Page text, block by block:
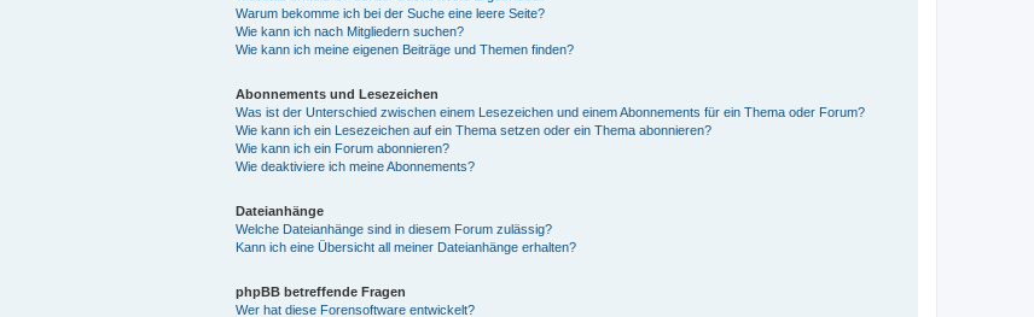
Warum bekomme ich bei der Suche eine leere Seite?
Wie kann ich nach Mitgliedern suchen?
Wie kann ich meine eigenen Beiträge und Themen finden?
Abonnements und Lesezeichen
Was ist der Unterschied zwischen einem Lesezeichen und einem Abonnements für ein Thema oder Forum?
Wie kann ich ein Lesezeichen auf ein Thema setzen oder ein Thema abonnieren?
Wie kann ich ein Forum abonnieren?
Wie deaktiviere ich meine Abonnements?
Dateianhänge
Welche Dateianhänge sind in diesem Forum zulässig?
Kann ich eine Übersicht all meiner Dateianhänge erhalten?
phpBB betreffende Fragen
Wer hat diese Forensoftware entwickelt?